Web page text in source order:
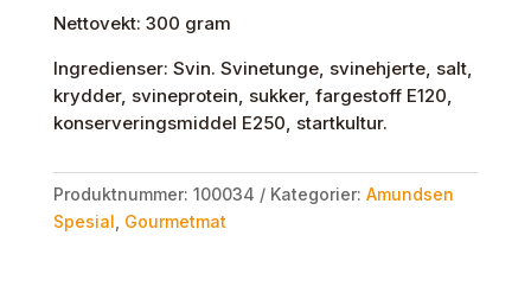
Nettovekt: 300 gram
Ingredienser: Svin. Svinetunge, svinehjerte, salt,
krydder, svineprotein, sukker, fargestoff E120,
konserveringsmiddel E250, startkultur.
Produktnummer: 100034 Kategorier: Amundsen
Spesial Gourmetmat